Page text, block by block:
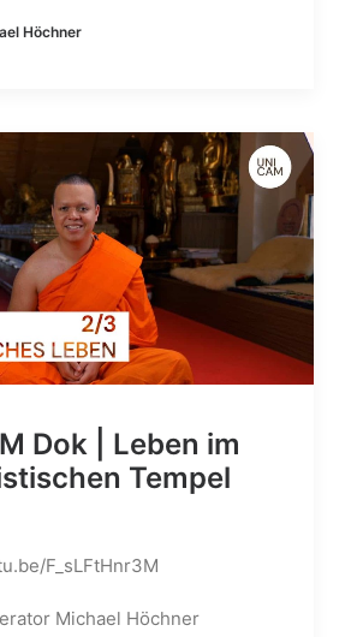
Höchner
Dok | Leben im
Tempel
F_sLFtHnr3M
Michael Höchner